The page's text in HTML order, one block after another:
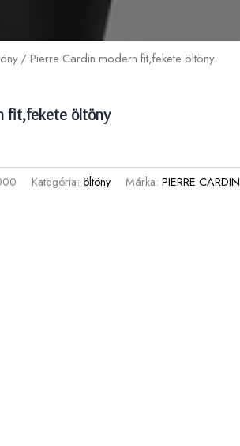
/ Pierre Cardin modern fit,fekete öltöny
fit,fekete öltöny
Kategória:öltöny Márka:PIERRE CARDIN